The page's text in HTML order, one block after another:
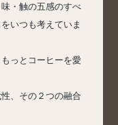
・触の五感のすべ
いつも考えていま
っとコーヒーを愛
、その２つの融合